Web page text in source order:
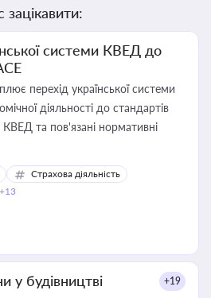
системи КВЕД до
перехід української системи
діяльності до стандартів
та пов'язані нормативні
Страхова діяльність
+13
у будівництві +19